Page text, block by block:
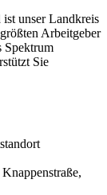
unser Landkreis
Arbeitgeber
Spektrum
Sie